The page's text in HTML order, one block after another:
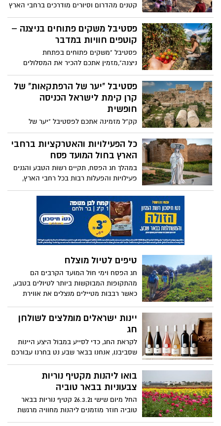
קטנים מהדרום וסיורים מודרכים ברחבי הארץ
ייפתחו בחינם לכל הציבור בישראל במהלך
חול המועד פסח, בחסות בנק הפועלים לרגל
100 שנה להיווסדו
פסטיבל משקים פתוחים בניצנה –
קוטפים חוויות במדבר
פסטיבל "משקים פתוחים בפתחת
ניצנה",מזמין אתכם להכיר את המסלולים
הנסתרים של כביש 10, סדנאות בטבע - באגם,
במכתש, בגב או ביקב. מרחב הר הנגב מזמין
את כל המשפחה לבחור מבין עשרות פעילויות
במרחב הבטוח של המדבר הפתוח. להכיר
ולחוות מקרוב את החקלאות המדברית
במדבר הנסתר של פתחת ניצנה - לגלות מהו
צמח ה"סליקורינה", לקטוף אוכמניות, פרחים
וירקות אורגניים ולקנח בסדנאות ומלאכות
עתיקות ובנייה בבוץ.
פסטיבל "יער של הרפתקאות" של
קרן קימת לישראל הכניסה
חופשית
קק"ל מזמינה אתכם לפסטיבל "יער של
הרפתקאות" ביערות קק"ל ברחבי הארץ,
האירוע יתקיים דרך אפליקציית "חוויער".
כל הפעילויות והאטרקציות ברחבי
הארץ בחול המועד פסח
במהלך חג הפסח, תקיים רשות הטבע והגנים
פעילויות והפעלות רבות בכל רחבי הארץ,
כולל מיזם "נושמים תרבות" בשיתוף מפעל
הפיס שבמסגרתו יופיעו מאות אמנים שונים
בגנים הלאומיים ושמורות הטבע, והדרכות
מיוחדות של מדריכי משרד התיירות במגוון
אתרים שונים
טיפים לטיול מוצלח
חג הפסח וימי חול המועד הקרבים הם
מהתקופות המבוקשות ביותר לטיולים בטבע,
כאשר רבבות מטיילים מנצלים את אווירת
כדי לטייל בשמורות הטבע והגנים הלאומים,
ליהנות מהפריחה היפה וגם משלל הפעלות
וחוויות המוצעות לקהל הרחב. יחד עם זאת
כדי שהטיול ייזכר כחוויה חיובית וכדי שנחזור
הביתה בשלום חשוב להקפיד על מספר
כללים.
יינות ישראלים מומלצים לשולחן
חג
לקראת החג, כדי לסייע במבול היצע היינות
שסביבנו, אנחנו בבאר שבע נט בחרנו עבורכם
את היינות הישראלים שיותר אהבנו לאחרונה,
כאלו שתשמחו אם ילוו את ארוחת החג.
בואו ליהנות מקטיף נוריות
צבעוניות בבאר טוביה
החל מיום שישי 26.3.21 קטיף נוריות בבאר
טוביה חוזר מוזמנים ליהנות מחוויה מרגשת
והצבעונית ביותר בין יישובי הדרום, במקום